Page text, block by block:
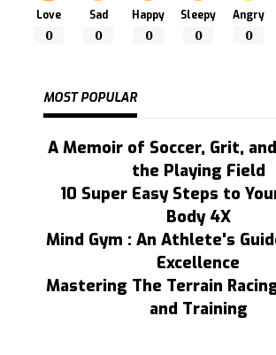
Love
0
Sad
0
Happy
0
Sleepy
0
Angry
0
MOST POPULAR
A Memoir of Soccer, Grit,
the Playing Field
10 Super Easy Steps to
Body 4X
Mind Gym : An Athlete's
Excellence
Mastering The Terrain
and Training